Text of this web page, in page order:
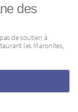
des
de soutien à
les Maronites,